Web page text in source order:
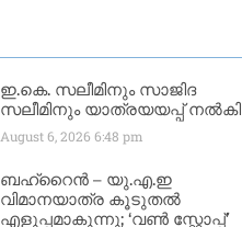
ഇ.കെ. സലീമിനും സാജിദ
സലീമിനും യാത്രയയപ്പ് നൽകി
August 6, 2026 6:48 pm
ബഹ്‌റൈൻ – യു.എ.ഇ
വിമാനയാത്ര കൂടുതൽ
എളുപ്പമാകുന്നു; ‘വൺ സ്റ്റോപ്പ്’